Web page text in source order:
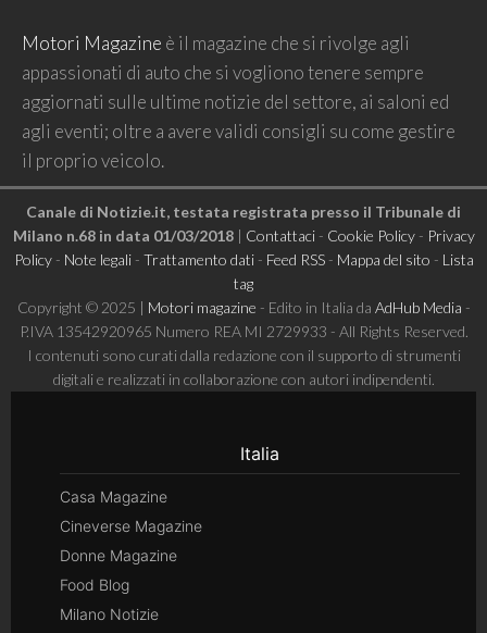
Motori Magazine è il magazine che si rivolge agli
appassionati di auto che si vogliono tenere sempre
aggiornati sulle ultime notizie del settore, ai saloni ed
agli eventi; oltre a avere validi consigli su come gestire
il proprio veicolo.
Canale di Notizie.it, testata registrata presso il Tribunale di
Milano n.68 in data 01/03/2018| Contattaci- Cookie Policy- Privacy
Policy- Note legali- Trattamento dati- Feed RSS- Mappa del sito - Lista
tag
Copyright © 2025 | Motori magazine - Edito in Italia da AdHub Media -
P.IVA 13542920965 Numero REA MI 2729933 - All Rights Reserved.
I contenuti sono curati dalla redazione con il supporto di strumenti
digitali e realizzati in collaborazione con autori indipendenti.
Italia
Casa Magazine
Cineverse Magazine
Donne Magazine
Food Blog
Milano Notizie